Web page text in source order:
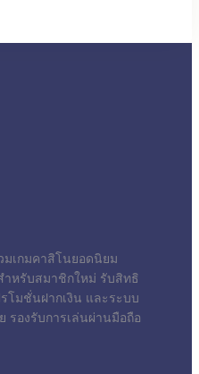
มเกมคาสิโนยอดนิยม
หรับสมาชิกใหม่ รับสิทธิ
โมชั่นฝากเงิน และระบบ
รองรับการเล่นผ่านมือถือ